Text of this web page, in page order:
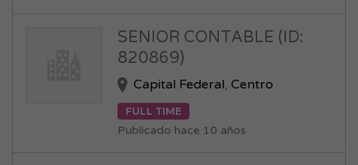
SENIOR CONTABLE (ID:
820869)
Capital Federal,Centro
FULL TIME
Publicado hace 10 años